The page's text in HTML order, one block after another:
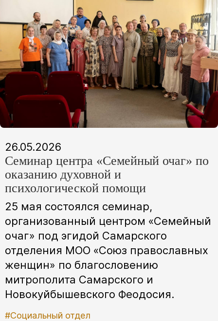
26.05.2026
Семинар центра «Семейный очаг» по
оказанию духовной и
психологической помощи
25 мая состоялся семинар,
организованный центром «Семейный
очаг» под эгидой Самарского
отделения МОО «Союз православных
женщин» по благословению
митрополита Самарского и
Новокуйбышевского Феодосия.
#Социальный отдел